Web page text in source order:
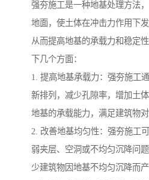
强夯施工是一种地基处理方法
地面，使土体在冲击力作用下
从而提高地基的承载力和稳定
下几个方面：
1. 提高地基承载力：强夯施工
新排列，减少孔隙率，增加土
地基的承载能力，满足建筑物对
2. 改善地基均匀性：强夯施工
弱夹层、空洞或不均匀沉降问
少建筑物因地基不均匀沉降而